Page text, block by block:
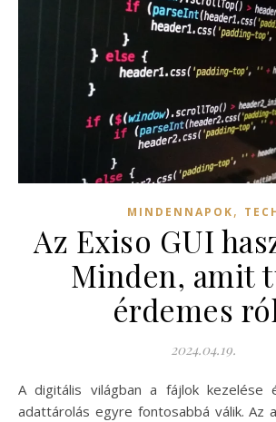
MINDENNAPOK,
Az Exiso GUI
Minden, amit
érdemes
2024.04.19.
A digitális világban a fájlok kezelése és a biztonságos
adattárolás egyre fontosabbá válik. Az